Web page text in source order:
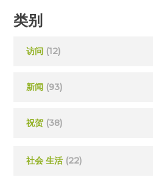
类别
访问 (12)
新闻 (93)
祝贺 (38)
社会 生活 (22)